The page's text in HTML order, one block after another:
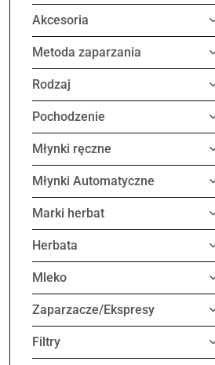
Akcesoria
Metoda zaparzania
Rodzaj
Pochodzenie
Młynki ręczne
Młynki Automatyczne
Marki herbat
Herbata
Mleko
Zaparzacze/Ekspresy
Filtry